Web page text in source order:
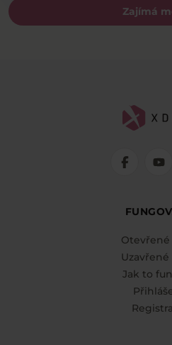
Zajímá
Otevřené
Uzavřené
Jak to